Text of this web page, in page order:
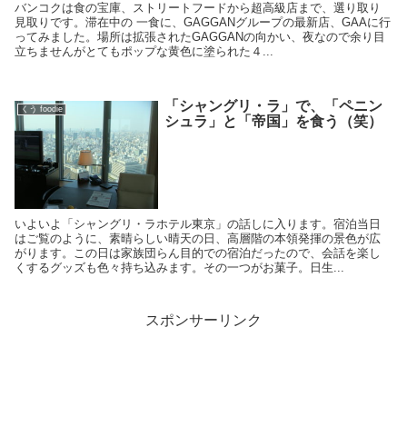
バンコクは食の宝庫、ストリートフードから超高級店まで、選り取り
見取りです。滞在中の 一食に、GAGGANグループの最新店、GAAに行
ってみました。場所は拡張されたGAGGANの向かい、夜なので余り目
立ちませんがとてもポップな黄色に塗られた４...
くう foodie
「シャングリ・ラ」で、「ペニン
シュラ」と「帝国」を食う（笑）
いよいよ「シャングリ・ラホテル東京」の話しに入ります。宿泊当日
はご覧のように、素晴らしい晴天の日、高層階の本領発揮の景色が広
がります。この日は家族団らん目的での宿泊だったので、会話を楽し
くするグッズも色々持ち込みます。その一つがお菓子。日生...
スポンサーリンク